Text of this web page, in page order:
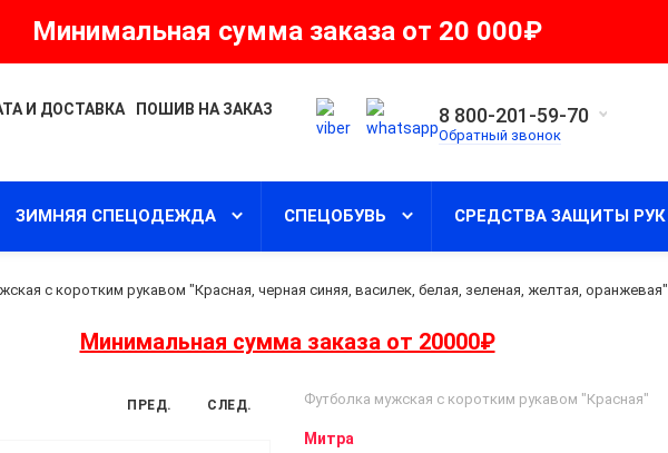
Минимальная сумма заказа от 20 000₽
И ДОСТАВКА
ПОШИВ НА ЗАКАЗ
8 800-201-59-70
Обратный звонок
ЗИМНЯЯ СПЕЦОДЕЖДА СПЕЦОБУВЬ СРЕДСТВА ЗАЩИТЫ РУК
с коротким рукавом "Красная, черная синяя, василек, белая, зеленая, желтая, оранжевая"
Минимальная сумма заказа от 20000₽
ПРЕД. СЛЕД. Футболка мужская с коротким рукавом "Красная"
Митра